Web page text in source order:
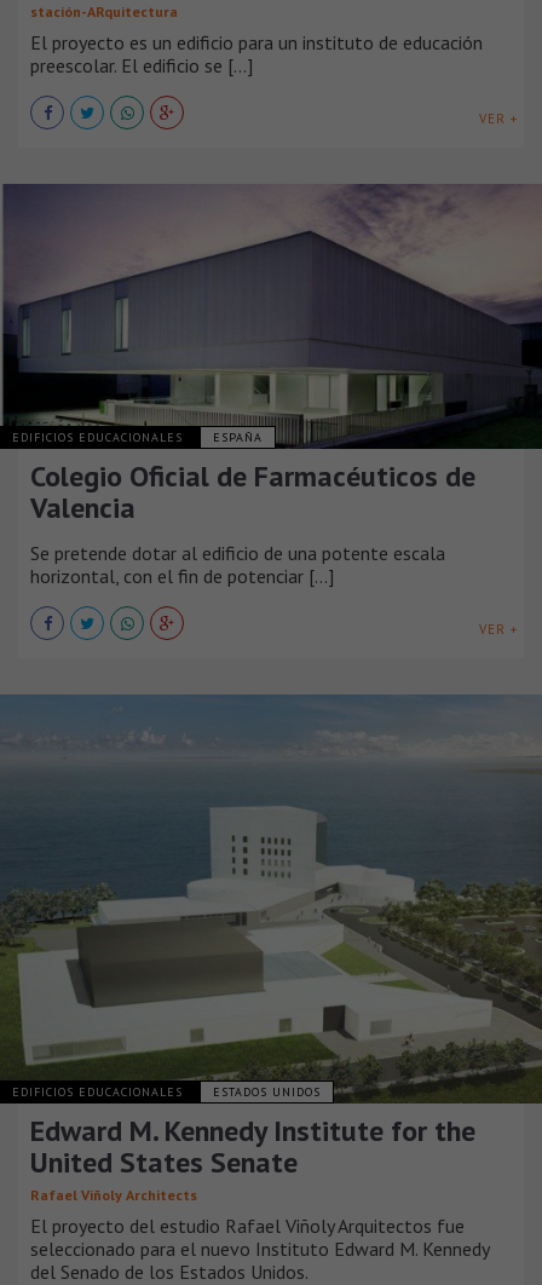
stación-ARquitectura
El proyecto es un edificio para un instituto de educación
preescolar. El edificio se [...]
VER +
EDIFICIOS EDUCACIONALES ESPAÑA
Colegio Oficial de Farmacéuticos de
Valencia
Se pretende dotar al edificio de una potente escala
horizontal, con el fin de potenciar [...]
VER +
EDIFICIOS EDUCACIONALES ESTADOS UNIDOS
Edward M. Kennedy Institute for the
United States Senate
Rafael Viñoly Architects
El proyecto del estudio Rafael Viñoly Arquitectos fue
seleccionado para el nuevo Instituto Edward M. Kennedy
del Senado de los Estados Unidos.